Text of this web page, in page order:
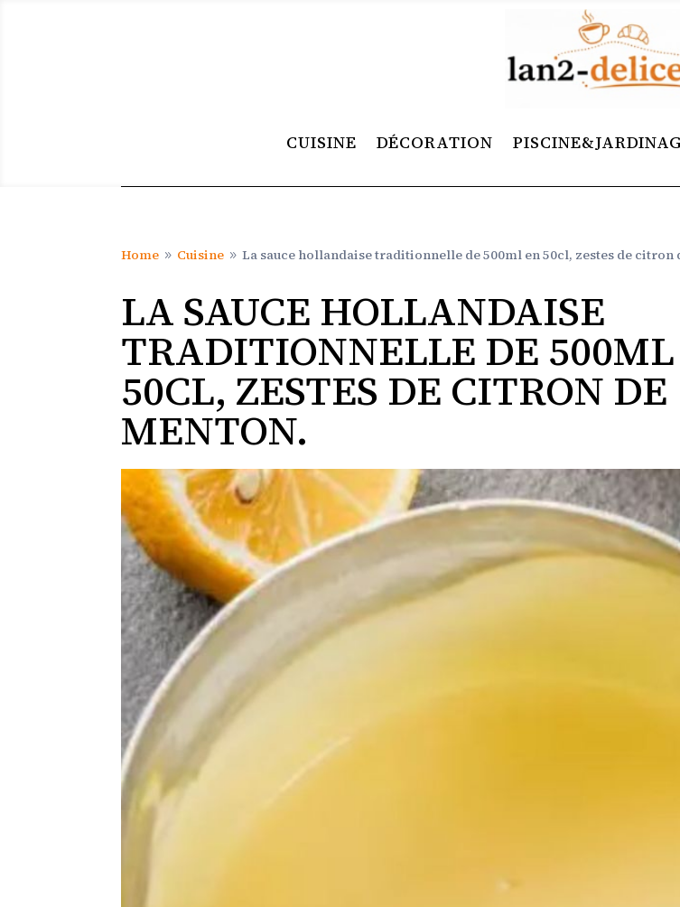
CUISINE DÉCORATION
Home 9 Cuisine 9 La sauce hollandaise traditionnelle de 500ml en 50cl, zestes de citron
LA SAUCE HOLLANDAISE
TRADITIONNELLE DE
50CL, ZESTES DE CITRON DE
MENTON.